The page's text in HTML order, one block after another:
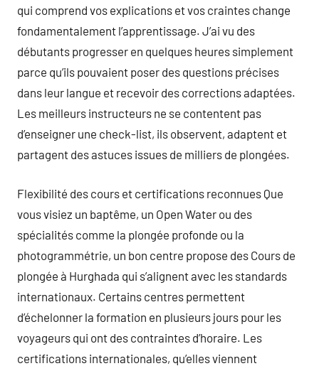
qui comprend vos explications et vos craintes change
fondamentalement l’apprentissage. J’ai vu des
débutants progresser en quelques heures simplement
parce qu’ils pouvaient poser des questions précises
dans leur langue et recevoir des corrections adaptées.
Les meilleurs instructeurs ne se contentent pas
d’enseigner une check-list, ils observent, adaptent et
partagent des astuces issues de milliers de plongées.
Flexibilité des cours et certifications reconnues Que
vous visiez un baptême, un Open Water ou des
spécialités comme la plongée profonde ou la
photogrammétrie, un bon centre propose des Cours de
plongée à Hurghada qui s’alignent avec les standards
internationaux. Certains centres permettent
d’échelonner la formation en plusieurs jours pour les
voyageurs qui ont des contraintes d’horaire. Les
certifications internationales, qu’elles viennent